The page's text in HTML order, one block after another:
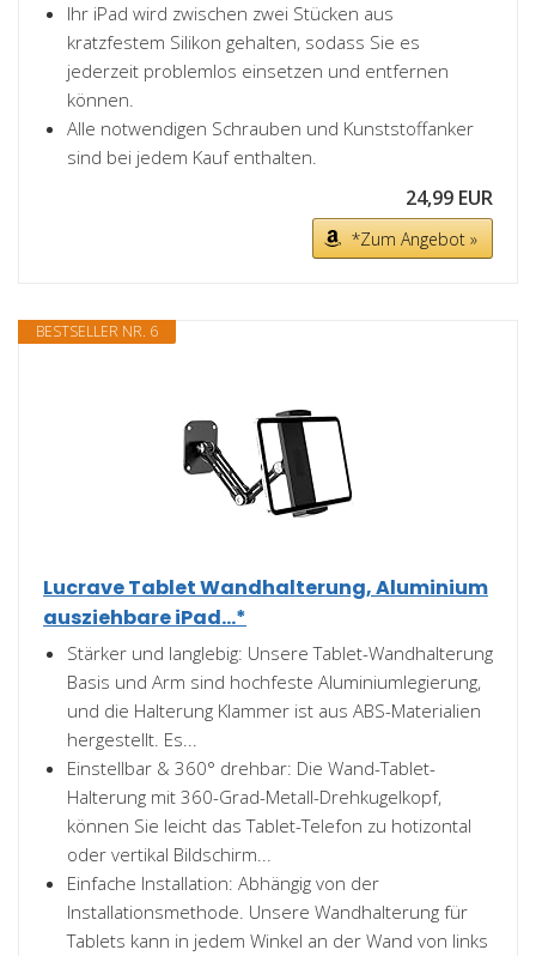
Ihr iPad wird zwischen zwei Stücken aus
kratzfestem Silikon gehalten, sodass Sie es
jederzeit problemlos einsetzen und entfernen
können.
Alle notwendigen Schrauben und Kunststoffanker
sind bei jedem Kauf enthalten.
24,99 EUR
*Zum Angebot »
BESTSELLER NR. 6
Lucrave Tablet Wandhalterung, Aluminium
ausziehbare iPad...*
Stärker und langlebig: Unsere Tablet-Wandhalterung
Basis und Arm sind hochfeste Aluminiumlegierung,
und die Halterung Klammer ist aus ABS-Materialien
hergestellt. Es...
Einstellbar & 360° drehbar: Die Wand-Tablet-
Halterung mit 360-Grad-Metall-Drehkugelkopf,
können Sie leicht das Tablet-Telefon zu hotizontal
oder vertikal Bildschirm...
Einfache Installation: Abhängig von der
Installationsmethode. Unsere Wandhalterung für
Tablets kann in jedem Winkel an der Wand von links